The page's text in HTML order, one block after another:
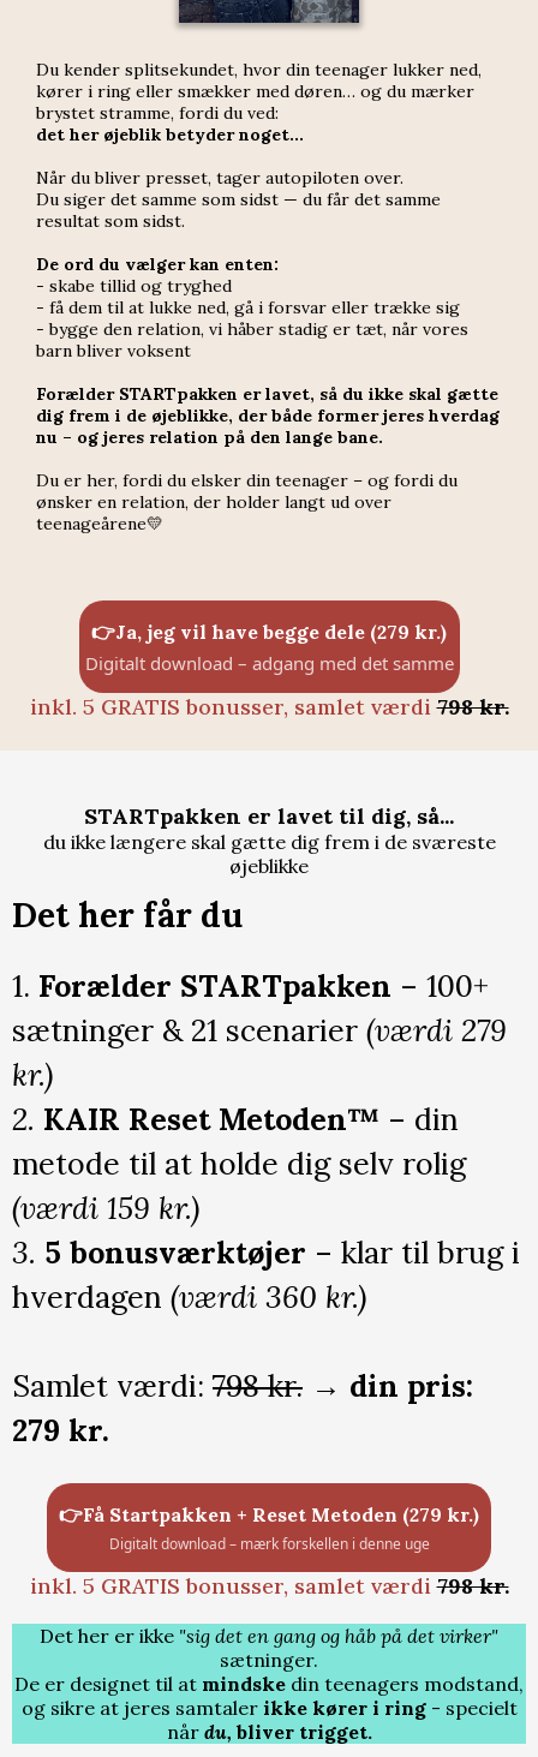
Du kender splitsekundet, hvor din teenager lukker ned,
kører i ring eller smækker med døren… og du mærker
brystet stramme, fordi du ved:
det her øjeblik betyder noget...
Når du bliver presset, tager autopiloten over.
Du siger det samme som sidst — du får det samme
resultat som sidst.
De ord du vælger kan enten:
- skabe tillid og tryghed
- få dem til at lukke ned, gå i forsvar eller trække sig
- bygge den relation, vi håber stadig er tæt, når vores
barn bliver voksent
Forælder STARTpakken er lavet, så du ikke skal gætte
dig frem i de øjeblikke, der både former jeres hverdag
nu – og jeres relation på den lange bane.
Du er her, fordi du elsker din teenager – og fordi du
ønsker en relation, der holder langt ud over
teenageårene💛
👉Ja, jeg vil have begge dele (279 kr.)
Digitalt download – adgang med det samme
inkl. 5 GRATIS bonusser, samlet værdi798 kr.
STARTpakken er lavet til dig, så...
du ikke længere skal gætte dig frem i de sværeste
øjeblikke
Det her får du
1. Forælder STARTpakken – 100+
sætninger & 21 scenarier (værdi 279
kr.)
2. KAIR Reset Metoden™ – din
metode til at holde dig selv rolig
(værdi 159 kr.)
3. 5 bonusværktøjer – klar til brug i
hverdagen (værdi 360 kr.)
Samlet værdi: 798 kr. → din pris:
279 kr.
👉Få Startpakken + Reset Metoden (279 kr.)
Digitalt download – mærk forskellen i denne uge
inkl. 5 GRATIS bonusser, samlet værdi798 kr.
Det her er ikke "sig det en gang og håb på det virker"
sætninger.
De er designet til at mindske din teenagers modstand,
og sikre at jeres samtaler ikke kører i ring- specielt
når du, bliver trigget.